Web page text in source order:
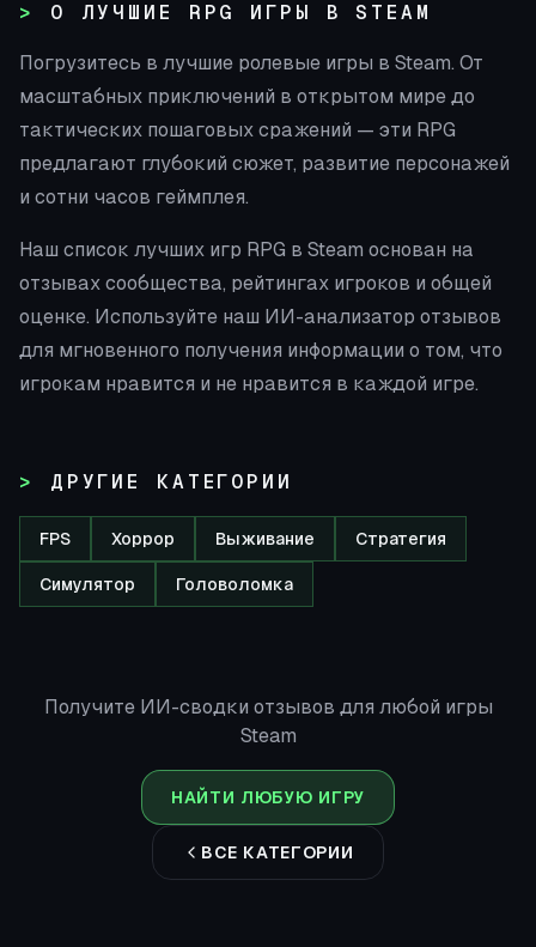
О ЛУЧШИЕ RPG ИГРЫ В STEAM
Погрузитесь в лучшие ролевые игры в Steam. От
масштабных приключений в открытом мире до
тактических пошаговых сражений — эти RPG
предлагают глубокий сюжет, развитие персонажей
и сотни часов геймплея.
Наш список лучших игр RPG в Steam основан на
отзывах сообщества, рейтингах игроков и общей
оценке. Используйте наш ИИ-анализатор отзывов
для мгновенного получения информации о том, что
игрокам нравится и не нравится в каждой игре.
ДРУГИЕ КАТЕГОРИИ
FPS Хоррор Выживание Стратегия
Симулятор Головоломка
Получите ИИ-сводки отзывов для любой игры
Steam
НАЙТИ ЛЮБУЮ ИГРУ
ВСЕ КАТЕГОРИИ